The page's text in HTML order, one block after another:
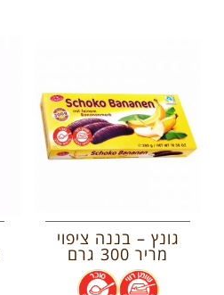
גונץ – בננה ציפוי
מריר 300 גרם
.
.